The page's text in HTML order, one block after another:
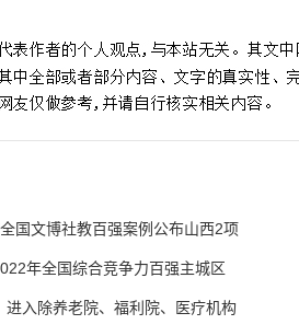
国文博社教百强案例公布山西2项
年全国综合竞争力百强主城区
进入除养老院、福利院、医疗机构